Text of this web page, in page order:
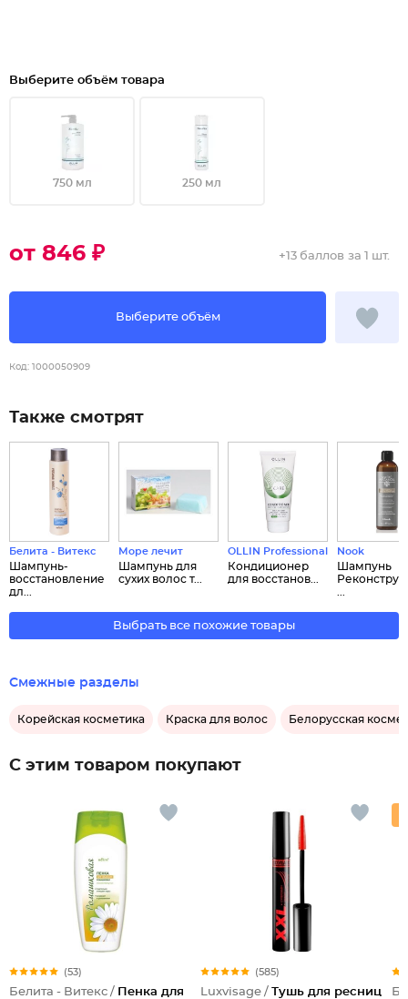
Выберите объём товара
750 мл 250 мл
от 846 ₽
Выберите объём
+13 баллов за 1 шт.
Код: 1000050909
Также смотрят
Белита - Витекс
Шампунь-
восстановление
дл...
Море лечит
Шампунь для
сухих волос т...
OLLIN Professional
Кондиционер
для восстанов...
Nook
Шампунь
Выбрать все похожие товары
Смежные разделы
Корейская косметика Краска для волос Белорусская
С этим товаром покупают
(53)
Белита - Витекс / Пенка для
(585)
Luxvisage / Тушь для ресниц